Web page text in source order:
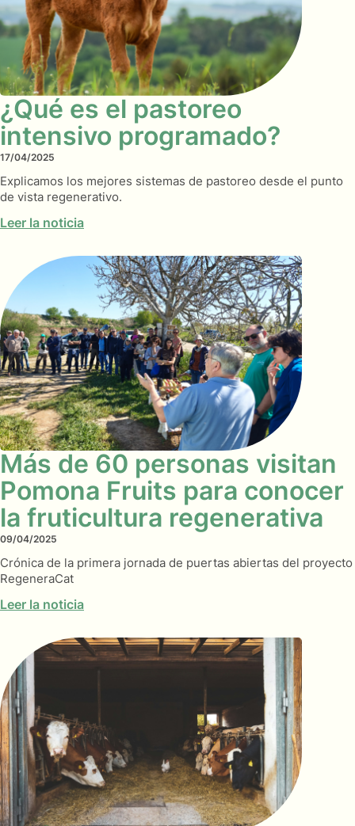
¿Qué es el pastoreo
intensivo programado?
17/04/2025
Explicamos los mejores sistemas de pastoreo desde el punto
de vista regenerativo.
Leer la noticia
Más de 60 personas visitan
Pomona Fruits para conocer
la fruticultura regenerativa
09/04/2025
Crónica de la primera jornada de puertas abiertas del proyecto
RegeneraCat
Leer la noticia